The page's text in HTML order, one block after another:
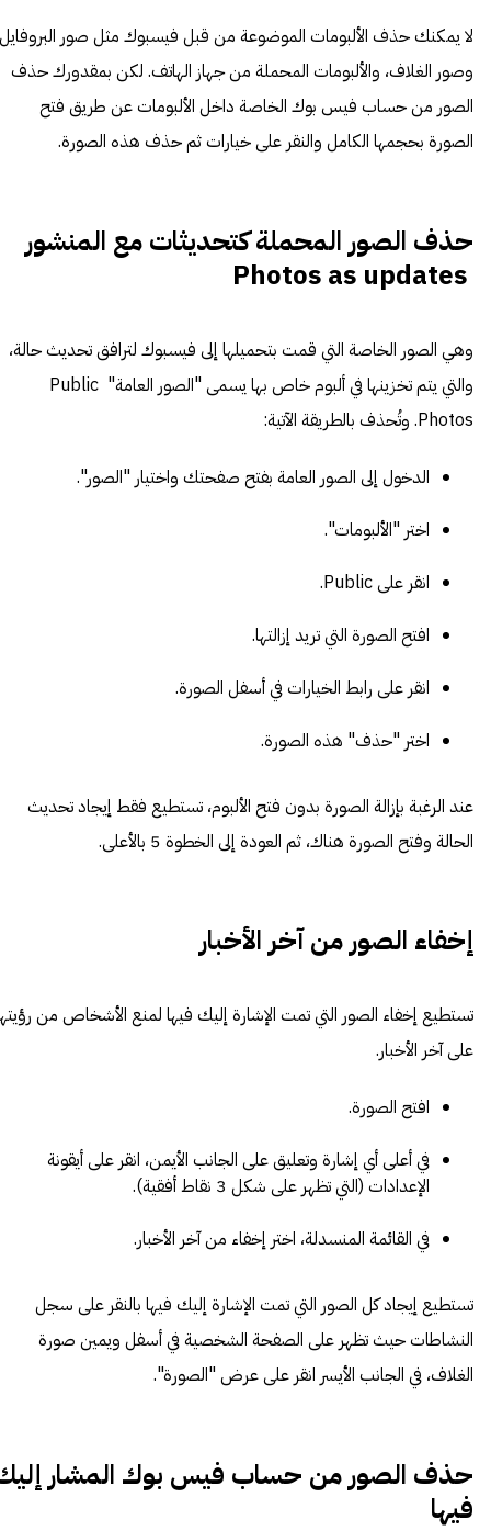
لا يمكنك حذف الألبومات الموضوعة من قبل فيسبوك مثل صور
وصور الغلاف، والألبومات المحملة من جهاز الهاتف. لكن بمقدورك حذف
الصور من حساب فيس بوك الخاصة داخل الألبومات عن طريق فتح
الصورة بحجمها الكامل والنقر على خيارات ثم حذف هذه الصورة.
حذف الصور المحملة كتحديثات مع المنشور
وهي الصور الخاصة التي قمت بتحميلها إلى فيسبوك لترافق تحديث حالة،
والتي يتم تخزينها في ألبوم خاص بها يسمى "الصور العامة" Public
Photos. وتُحذف بالطريقة الآتية:
الدخول إلى الصور العامة بفتح صفحتك واختيار "الصور".
اختر "الألبومات".
انقر على Public.
افتح الصورة التي تريد إزالتها.
انقر على رابط الخيارات في أسفل الصورة.
اختر "حذف" هذه الصورة.
عند الرغبة بإزالة الصورة بدون فتح الألبوم، تستطيع فقط إيجاد تحديث
الحالة وفتح الصورة هناك، ثم العودة إلى الخطوة 5 بالأعلى.
إخفاء الصور من آخر الأخبار
تستطيع إخفاء الصور التي تمت الإشارة إليك فيها لمنع الأشخاص من
على آخر الأخبار.
افتح الصورة.
في أعلى أي إشارة وتعليق على الجانب الأيمن، انقر على أيقونة
الإعدادات (التي تظهر على شكل 3 نقاط أفقية).
في القائمة المنسدلة، اختر إخفاء من آخر الأخبار.
تستطيع إيجاد كل الصور التي تمت الإشارة إليك فيها بالنقر على سجل
النشاطات حيث تظهر على الصفحة الشخصية في أسفل ويمين صورة
الغلاف، في الجانب الأيسر انقر على عرض "الصورة".
حذف الصور من حساب فيس بوك المشار
فيها